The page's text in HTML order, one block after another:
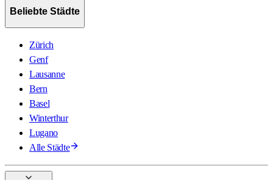
Beliebte Städte
Zürich
Genf
Lausanne
Bern
Basel
Winterthur
Lugano
Alle Städte